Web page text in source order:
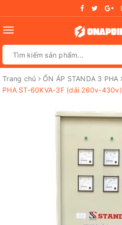
Toggle
Trang chủ ỔN ÁP STANDA 3 PHA
PHA ST-60KVA-3F (dải 260v-430v)